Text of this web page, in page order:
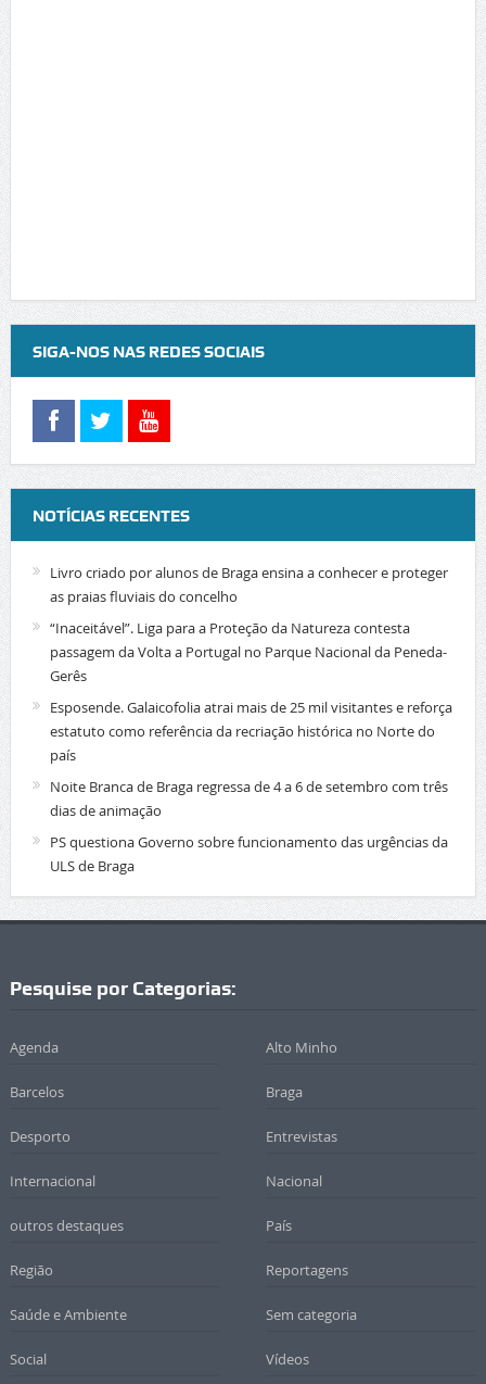
SIGA-NOS NAS REDES SOCIAIS
NOTÍCIAS RECENTES
Livro criado por alunos de Braga ensina a conhecer e proteger
as praias fluviais do concelho
“Inaceitável”. Liga para a Proteção da Natureza contesta
passagem da Volta a Portugal no Parque Nacional da Peneda-
Gerês
Esposende. Galaicofolia atrai mais de 25 mil visitantes e reforça
estatuto como referência da recriação histórica no Norte do
país
Noite Branca de Braga regressa de 4 a 6 de setembro com três
dias de animação
PS questiona Governo sobre funcionamento das urgências da
ULS de Braga
Pesquise por Categorias:
Agenda Alto Minho
Barcelos Braga
Desporto Entrevistas
Internacional Nacional
outros destaques País
Região Reportagens
Saúde e Ambiente Sem categoria
Social Vídeos